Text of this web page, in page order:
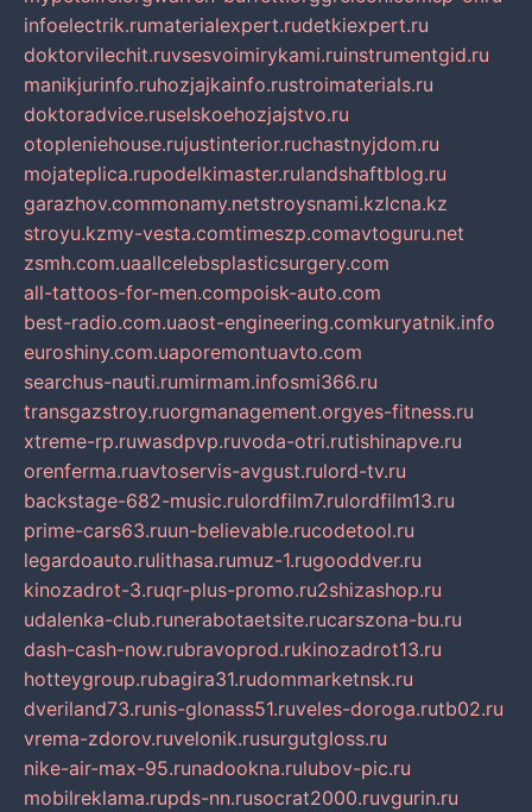
infoelectrik.rumaterialexpert.rudetkiexpert.ru
doktorvilechit.ruvsesvoimirykami.ruinstrumentgid.ru
manikjurinfo.ruhozjajkainfo.rustroimaterials.ru
doktoradvice.ruselskoehozjajstvo.ru
otopleniehouse.rujustinterior.ruchastnyjdom.ru
mojateplica.rupodelkimaster.rulandshaftblog.ru
garazhov.commonamy.netstroysnami.kzlcna.kz
stroyu.kzmy-vesta.comtimeszp.comavtoguru.net
zsmh.com.uaallcelebsplasticsurgery.com
all-tattoos-for-men.compoisk-auto.com
best-radio.com.uaost-engineering.comkuryatnik.info
euroshiny.com.uaporemontuavto.com
searchus-nauti.rumirmam.infosmi366.ru
transgazstroy.ruorgmanagement.orgyes-fitness.ru
xtreme-rp.ruwasdpvp.ruvoda-otri.rutishinapve.ru
orenferma.ruavtoservis-avgust.rulord-tv.ru
backstage-682-music.rulordfilm7.rulordfilm13.ru
prime-cars63.ruun-believable.rucodetool.ru
legardoauto.rulithasa.rumuz-1.rugooddver.ru
kinozadrot-3.ruqr-plus-promo.ru2shizashop.ru
udalenka-club.runerabotaetsite.rucarszona-bu.ru
dash-cash-now.rubravoprod.rukinozadrot13.ru
hotteygroup.rubagira31.rudommarketnsk.ru
dveriland73.runis-glonass51.ruveles-doroga.rutb02.ru
vrema-zdorov.ruvelonik.rusurgutgloss.ru
nike-air-max-95.runadookna.rulubov-pic.ru
mobilreklama.rupds-nn.rusocrat2000.ruvgurin.ru